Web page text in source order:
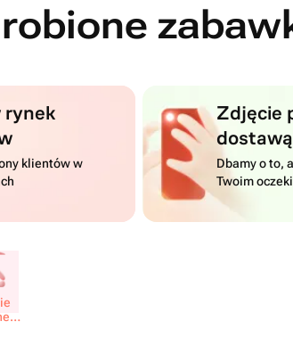
klientów w
Zdjęcie
dostawą
Dbamy o to,
Twoim